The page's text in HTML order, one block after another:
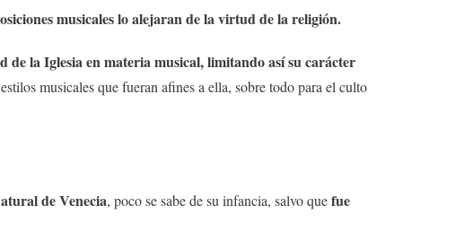
musicales lo alejaran de la virtud de la religión.
la Iglesia en materia musical, limitando así su carácter
musicales que fueran afines a ella, sobre todo para el culto
de Venecia, poco se sabe de su infancia, salvo quefue